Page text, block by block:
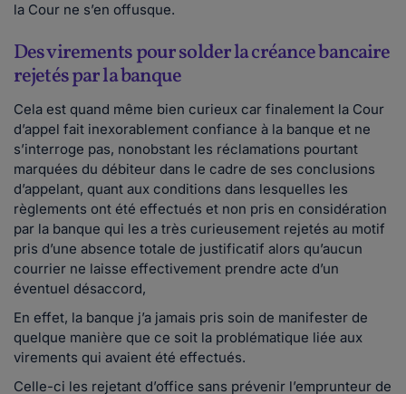
la Cour ne s’en offusque.
Des virements pour solder la créance bancaire
rejetés par la banque
Cela est quand même bien curieux car finalement la Cour
d’appel fait inexorablement confiance à la banque et ne
s’interroge pas, nonobstant les réclamations pourtant
marquées du débiteur dans le cadre de ses conclusions
d’appelant, quant aux conditions dans lesquelles les
règlements ont été effectués et non pris en considération
par la banque qui les a très curieusement rejetés au motif
pris d’une absence totale de justificatif alors qu’aucun
courrier ne laisse effectivement prendre acte d’un
éventuel désaccord,
En effet, la banque j’a jamais pris soin de manifester de
quelque manière que ce soit la problématique liée aux
virements qui avaient été effectués.
Celle-ci les rejetant d’office sans prévenir l’emprunteur de